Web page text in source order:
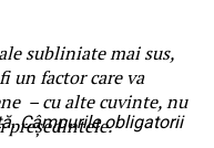
subliniate mai sus,
un factor care va
– cu alte cuvinte, nu
președintele.
Câmpurile obligatorii